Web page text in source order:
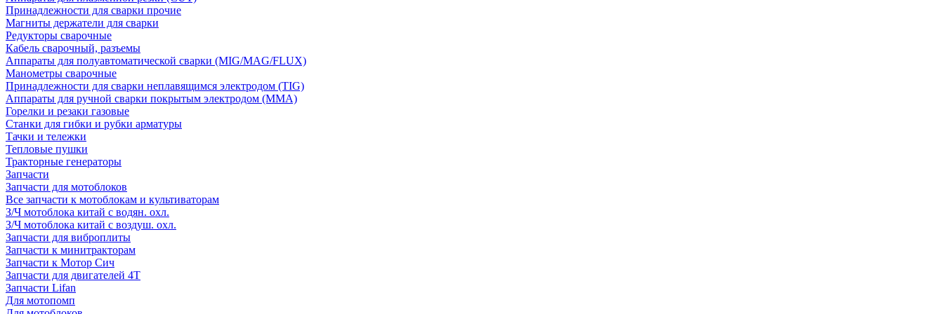
Принадлежности для сварки прочие
Магниты держатели для сварки
Редукторы сварочные
Кабель сварочный, разъемы
Аппараты для полуавтоматической сварки (MIG/MAG/FLUX)
Манометры сварочные
Принадлежности для сварки неплавящимся электродом (TIG)
Аппараты для ручной сварки покрытым электродом (MMA)
Горелки и резаки газовые
Станки для гибки и рубки арматуры
Тачки и тележки
Тепловые пушки
Тракторные генераторы
Запчасти
Запчасти для мотоблоков
Все запчасти к мотоблокам и культиваторам
З/Ч мотоблока китай с водян. охл.
З/Ч мотоблока китай с воздуш. охл.
Запчасти для виброплиты
Запчасти к минитракторам
Запчасти к Мотор Сич
Запчасти для двигателей 4Т
Запчасти Lifan
Для мотопомп